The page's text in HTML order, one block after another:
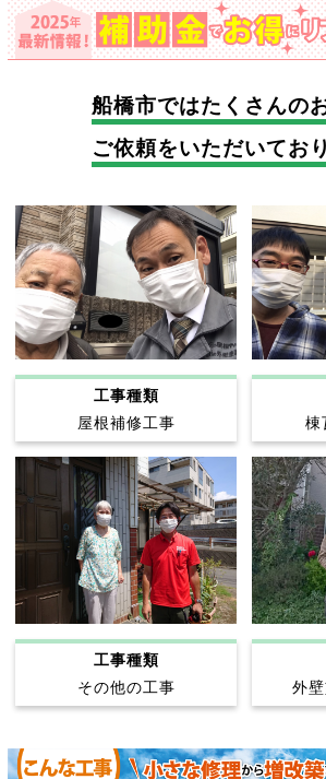
船橋市ではたくさんの
ご依頼をいただいてお
工事種類
屋根補修工事
棟
工事種類
その他の工事
外